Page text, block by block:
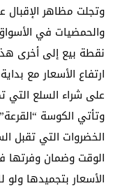
وتجلت مظاهر الإقبال
والحمضيات في
نقطة بيع إلى أخرى
ارتفاع الأسعار مع
على شراء السلع التي
وتأتي الكوسة
الخضروات التي تقبل
الوقت وضمان وفرتها
الأسعار بتجميدها